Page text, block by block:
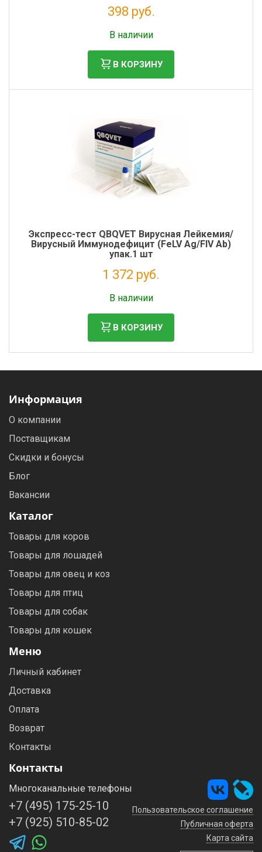
398 руб.
В наличии
В КОРЗИНУ
Экспресс-тест QBQVET Вирусная Лейкемия/
Вирусный Иммунодефицит (FeLV Ag/FIV Ab)
упак.1 шт
1 372 руб.
В наличии
В КОРЗИНУ
Информация
О компании
Поставщикам
Скидки и бонусы
Блог
Вакансии
Каталог
Товары для коров
Товары для лошадей
Товары для овец и коз
Товары для птиц
Товары для собак
Товары для кошек
Меню
Личный кабинет
Доставка
Оплата
Возврат
Контакты
Контакты
Многоканальные телефоны
+7 (495) 175-25-10
+7 (925) 510-85-02
Пользовательское соглашение
Публичная оферта
Карта сайта